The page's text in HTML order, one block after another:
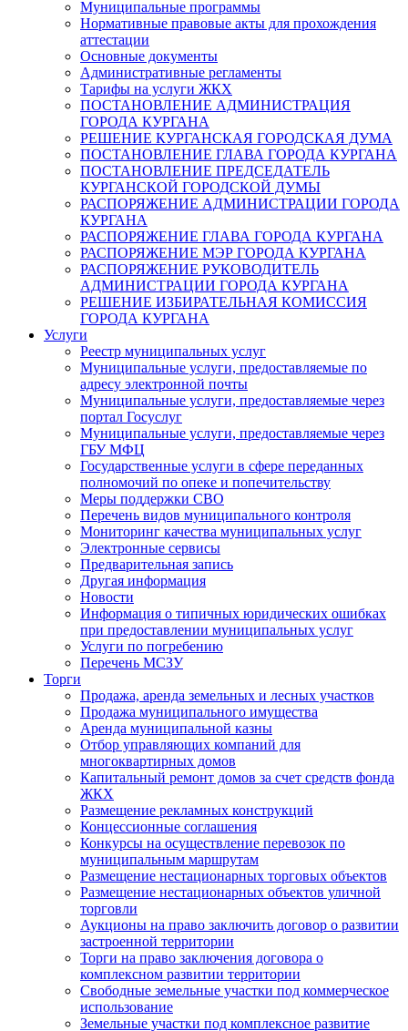
Муниципальные программы
Нормативные правовые акты для прохождения
аттестации
Основные документы
Административные регламенты
Тарифы на услуги ЖКХ
ПОСТАНОВЛЕНИЕ АДМИНИСТРАЦИЯ
ГОРОДА КУРГАНА
РЕШЕНИЕ КУРГАНСКАЯ ГОРОДСКАЯ ДУМА
ПОСТАНОВЛЕНИЕ ГЛАВА ГОРОДА КУРГАНА
ПОСТАНОВЛЕНИЕ ПРЕДСЕДАТЕЛЬ
КУРГАНСКОЙ ГОРОДСКОЙ ДУМЫ
РАСПОРЯЖЕНИЕ АДМИНИСТРАЦИИ ГОРОДА
КУРГАНА
РАСПОРЯЖЕНИЕ ГЛАВА ГОРОДА КУРГАНА
РАСПОРЯЖЕНИЕ МЭР ГОРОДА КУРГАНА
РАСПОРЯЖЕНИЕ РУКОВОДИТЕЛЬ
АДМИНИСТРАЦИИ ГОРОДА КУРГАНА
РЕШЕНИЕ ИЗБИРАТЕЛЬНАЯ КОМИССИЯ
ГОРОДА КУРГАНА
Услуги
Реестр муниципальных услуг
Муниципальные услуги, предоставляемые по
адресу электронной почты
Муниципальные услуги, предоставляемые через
портал Госуслуг
Муниципальные услуги, предоставляемые через
ГБУ МФЦ
Государственные услуги в сфере переданных
полномочий по опеке и попечительству
Меры поддержки СВО
Перечень видов муниципального контроля
Мониторинг качества муниципальных услуг
Электронные сервисы
Предварительная запись
Другая информация
Новости
Информация о типичных юридических ошибках
при предоставлении муниципальных услуг
Услуги по погребению
Перечень МСЗУ
Торги
Продажа, аренда земельных и лесных участков
Продажа муниципального имущества
Аренда муниципальной казны
Отбор управляющих компаний для
многоквартирных домов
Капитальный ремонт домов за счет средств фонда
ЖКХ
Размещение рекламных конструкций
Концессионные соглашения
Конкурсы на осуществление перевозок по
муниципальным маршрутам
Размещение нестационарных торговых объектов
Размещение нестационарных объектов уличной
торговли
Аукционы на право заключить договор о развитии
застроенной территории
Торги на право заключения договора о
комплексном развитии территории
Свободные земельные участки под коммерческое
использование
Земельные участки под комплексное развитие